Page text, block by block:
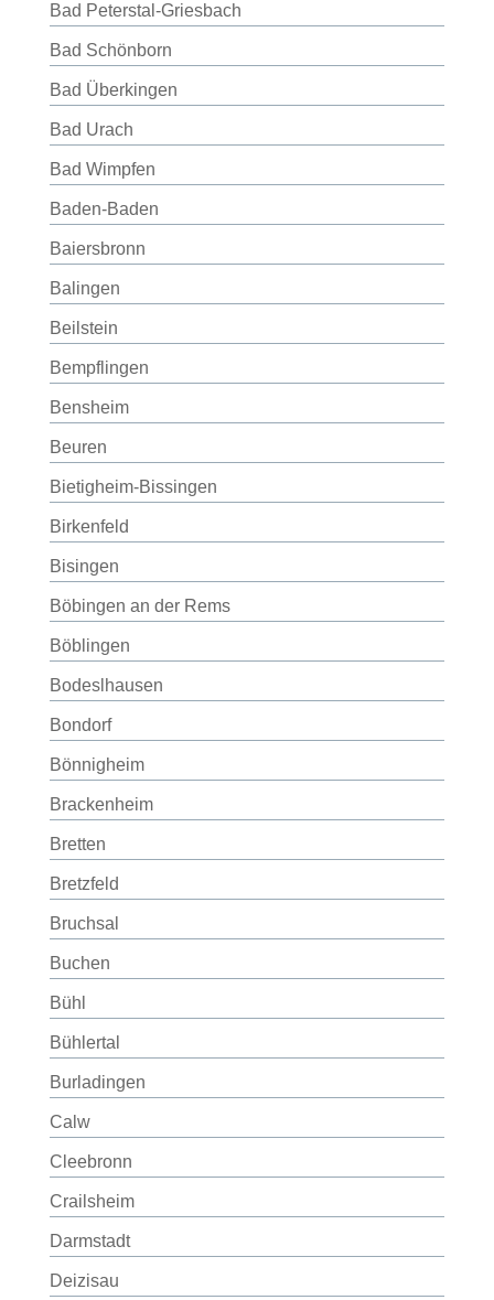
Bad Peterstal-Griesbach
Bad Schönborn
Bad Überkingen
Bad Urach
Bad Wimpfen
Baden-Baden
Baiersbronn
Balingen
Beilstein
Bempflingen
Bensheim
Beuren
Bietigheim-Bissingen
Birkenfeld
Bisingen
Böbingen an der Rems
Böblingen
Bodeslhausen
Bondorf
Bönnigheim
Brackenheim
Bretten
Bretzfeld
Bruchsal
Buchen
Bühl
Bühlertal
Burladingen
Calw
Cleebronn
Crailsheim
Darmstadt
Deizisau